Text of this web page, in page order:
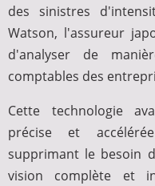
des sinistres
Watson, l'assureur
d'analyser de
comptables des
Cette technologie
précise et
supprimant le besoin
vision complète et